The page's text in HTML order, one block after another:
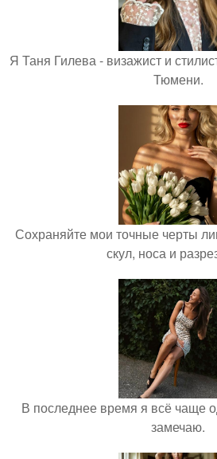
Я Таня Гилева - визажист и
Тюмени.
Сохраняйте мои точные черты
скул, носа и
В последнее время я всё чаще
замечаю.